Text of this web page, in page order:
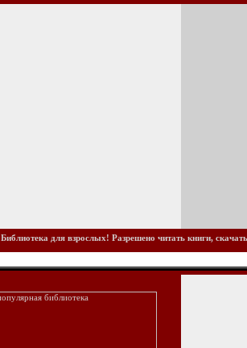
Библиотека для взрослых! Разрешено читать книги,